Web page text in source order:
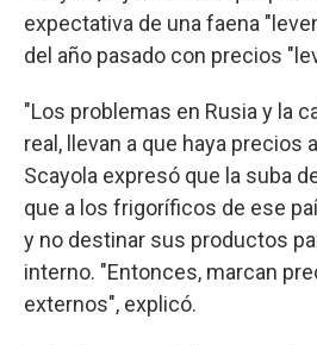
expectativa de una faena
del año pasado con precios
"Los problemas en Rusia y la
real, llevan a que haya precios
Scayola expresó que la suba
que a los frigoríficos de ese
y no destinar sus productos
interno. "Entonces, marcan
externos", explicó.